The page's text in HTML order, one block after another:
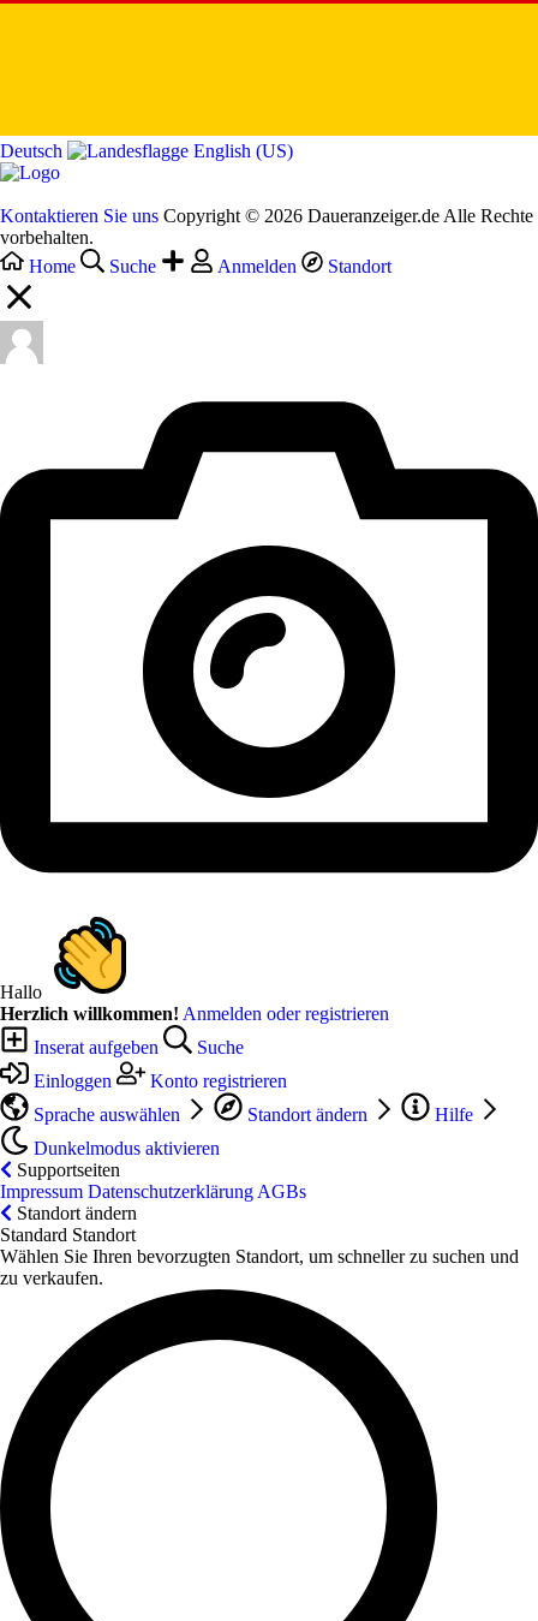
Deutsch‎ English (US)‎
Kontaktieren Sie uns Copyright © 2026 Daueranzeiger.de Alle Rechte
vorbehalten.
Home
Suche Anmelden Standort
Hallo
Herzlich willkommen! Anmelden oder registrieren
Inserat aufgeben
Suche
Einloggen
Konto registrieren
Sprache auswählen
Standort ändern
Hilfe
Dunkelmodus aktivieren
Supportseiten
Impressum Datenschutzerklärung AGBs
Standort ändern
Standard Standort
Wählen Sie Ihren bevorzugten Standort, um schneller zu suchen und
zu verkaufen.